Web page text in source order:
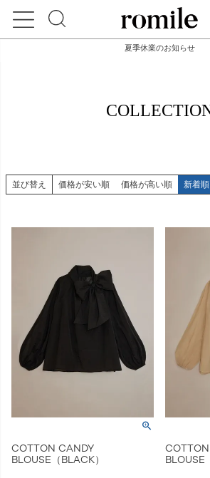
夏季休業のお知らせ
並び替え 価格が安い順 価格が高い順 新着順
COTTON CANDY
BLOUSE（BLACK）
BLOUSE